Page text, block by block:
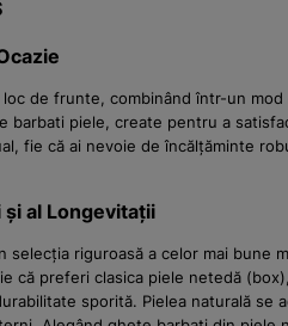
de frunte, combinând într-un
piele, create pentru a
fie că ai nevoie de încălțăminte
al Longevitații
riguroasă a celor mai
că preferi clasica piele netedă
sporită. Pielea naturală